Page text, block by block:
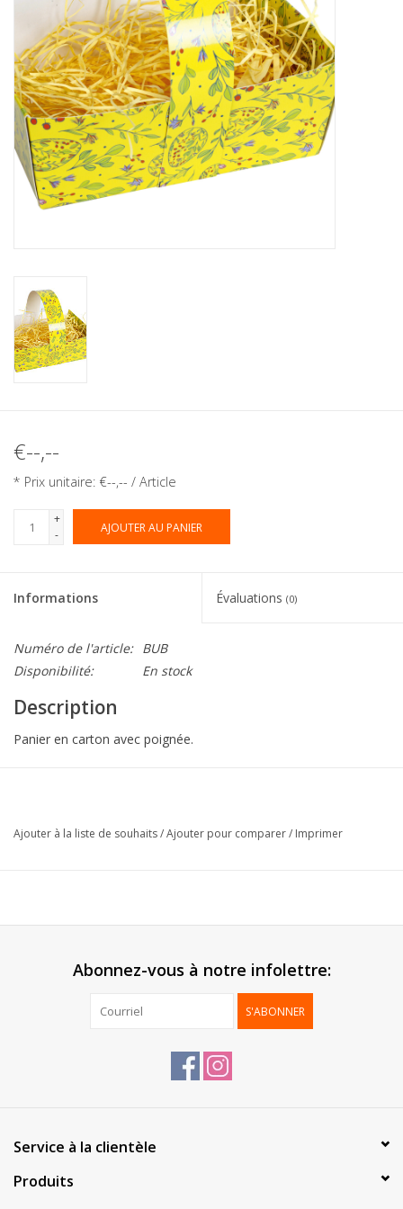
Fleurs & deco
Cabas
Nouveautés 2026
Journées showroom
Catalogue: boîtes de luxe
€--,--
* Prix unitaire: €--,-- / Article
+
-
AJOUTER AU PANIER
Informations Évaluations (0)
Numéro de l'article: BUB
Disponibilité:
En stock
Description
Panier en carton avec poignée.
Extérieur:
Lamination brillant
Ajouter à la liste de souhaits/Ajouter pour comparer/ Imprimer
Abonnez-vous à notre infolettre:
S'ABONNER
Service à la clientèle
Produits